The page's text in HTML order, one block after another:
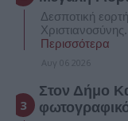
Δεσποτική
Περισσότερα
Αυγ 06 2026
Στον Δήμο